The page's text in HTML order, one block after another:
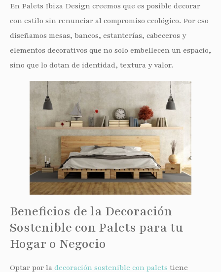
En Palets Ibiza Design creemos que es posible decorar
con estilo sin renunciar al compromiso ecológico. Por eso
diseñamos mesas, bancos, estanterías, cabeceros y
elementos decorativos que no solo embellecen un espacio,
sino que lo dotan de identidad, textura y valor.
Beneficios de la Decoración
Sostenible con Palets para tu
Hogar o Negocio
Optar por la decoración sostenible con palets tiene